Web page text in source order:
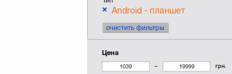
Android - планшет
очистить фильтры
Цена
– грн.